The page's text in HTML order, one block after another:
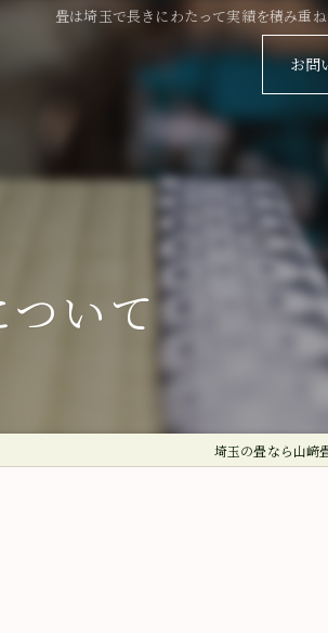
畳は埼玉で長きにわたって実績を積み重
お問
いて
埼玉の畳なら山﨑